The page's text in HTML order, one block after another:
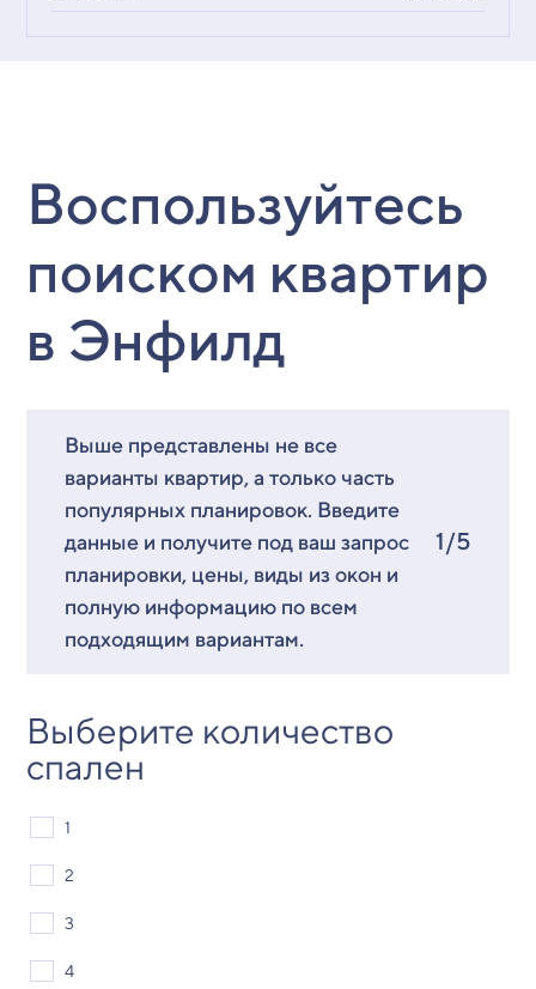
Воспользуйтесь
поиском квартир
в Энфилд
Выше представлены не все
варианты квартир, а только часть
популярных планировок. Введите
данные и получите под ваш запрос
планировки, цены, виды из окон и
полную информацию по всем
подходящим вариантам.
1/5
Выберите количество
спален
1
2
3
4